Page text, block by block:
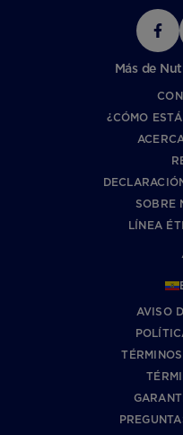
Más de
¿CÓMO
SOBRE
LÍNEA
AVISO